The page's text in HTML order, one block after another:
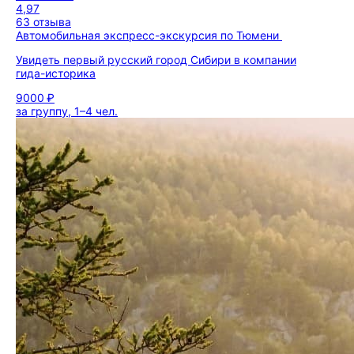
4,97
63 отзыва
Автомобильная экспресс-экскурсия по Тюмени
Увидеть первый русский город Сибири в компании
гида-историка
9000 ₽
за группу, 1–4 чел.